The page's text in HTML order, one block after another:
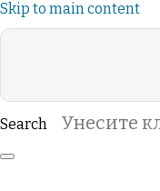
Skip to main content
Search